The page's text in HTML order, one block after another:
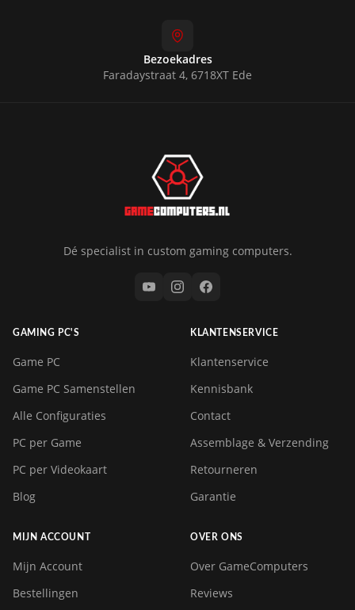
Bezoekadres
Faradaystraat 4, 6718XT Ede
Dé specialist in custom gaming computers.
GAMING PC'S
Game PC
Game PC Samenstellen
Alle Configuraties
PC per Game
PC per Videokaart
Blog
KLANTENSERVICE
Klantenservice
Kennisbank
Contact
Assemblage & Verzending
Retourneren
Garantie
MIJN ACCOUNT
Mijn Account
Bestellingen
OVER ONS
Over GameComputers
Reviews